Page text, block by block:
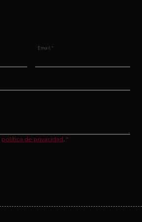
Email*
política de privacidad. *